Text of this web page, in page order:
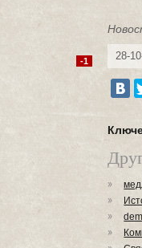
28-
-1